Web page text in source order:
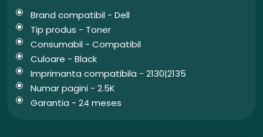
Brand compatibil - Dell
Tip produs - Toner
Consumabil - Compatibil
Culoare - Black
Imprimanta compatibila - 2130|2135
Numar pagini - 2.5K
Garantia - 24 meses